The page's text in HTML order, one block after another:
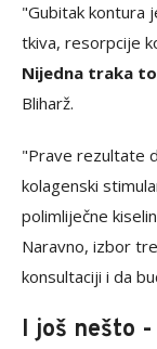
"Gubitak kontura
tkiva, resorpcije
Nijedna traka
Bliharž.
"Prave rezultate
kolagenski
polimliječne
Naravno, izbor
konsultaciji i da
I još nešto